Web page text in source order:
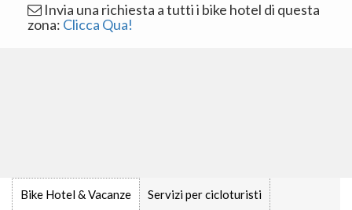
Invia una richiesta a tutti i bike hotel di questa
zona: Clicca Qua!
Bike Hotel & Vacanze Servizi per cicloturisti